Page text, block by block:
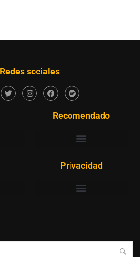
Redes sociales
Recomendado
Privacidad